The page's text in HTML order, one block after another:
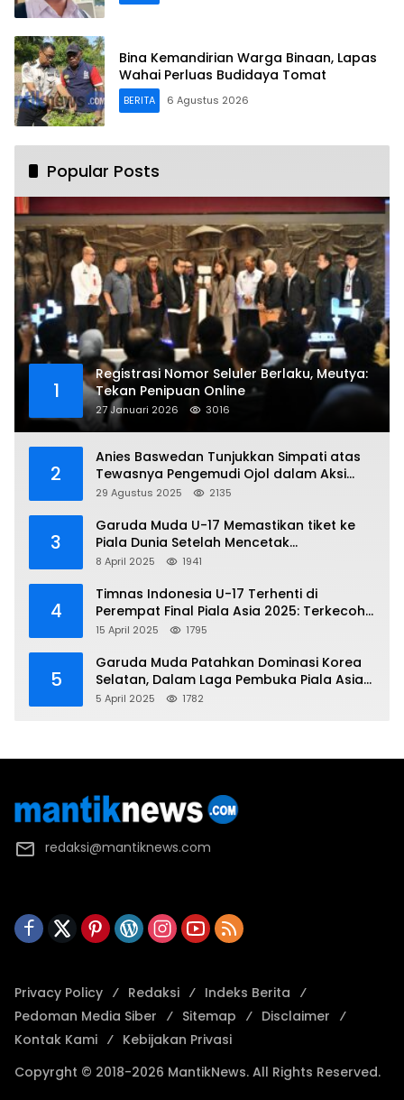
Bina Kemandirian Warga Binaan, Lapas
Wahai Perluas Budidaya Tomat
BERITA 6 Agustus 2026
Popular Posts
1
Registrasi Nomor Seluler Berlaku, Meutya:
Tekan Penipuan Online
27 Januari 2026 3016
2
Anies Baswedan Tunjukkan Simpati atas
Tewasnya Pengemudi Ojol dalam Aksi
Demo
29 Agustus 2025 2135
3
Garuda Muda U-17 Memastikan tiket ke
Piala Dunia Setelah Mencetak
Kemenangan Gemilang atas Yaman 4-1 di
8 April 2025 1941
4
Timnas Indonesia U-17 Terhenti di
Perempat Final Piala Asia 2025: Terkecoh
Korea Utara
15 April 2025 1795
5
Garuda Muda Patahkan Dominasi Korea
Selatan, Dalam Laga Pembuka Piala Asia
2025 U-17
5 April 2025 1782
redaksi@mantiknews.com
Privacy Policy Redaksi
Indeks Berita
Pedoman Media Siber
Sitemap
Disclaimer
Kontak Kami
Kebijakan Privasi
Copyrght © 2018-2026 MantikNews. All Rights Reserved.